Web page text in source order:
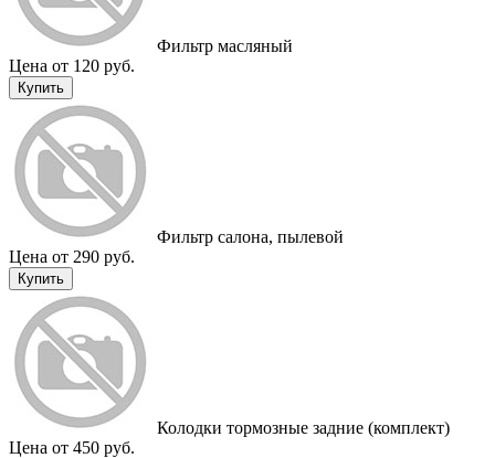
Фильтр масляный
Цена от 120 руб.
Купить
Фильтр салона, пылевой
Цена от 290 руб.
Купить
Колодки тормозные задние (комплект)
Цена от 450 руб.